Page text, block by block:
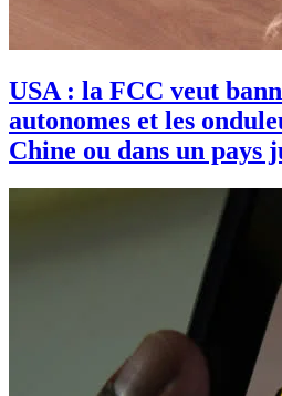
USA : la FCC veut
autonomes et les
Chine ou dans un pays